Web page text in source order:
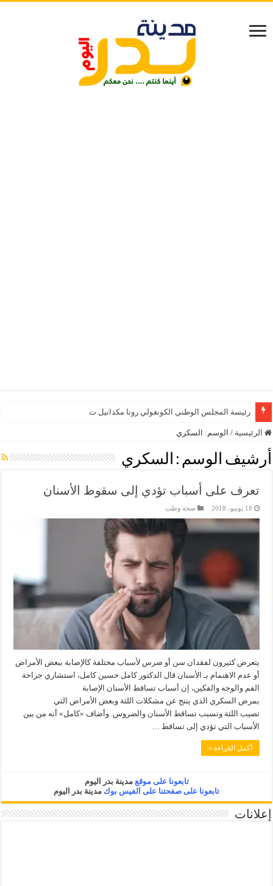
رئيسة المجلس الوطني الكونغولي رونا مكدانيل تدعو إلى
الرئيسية / الوسم: السكري
أرشيف الوسم : السكري
تعرف على أسباب تؤدي إلى سقوط الأسنان
18 يونيو، 2018 صحة وطب
يتعرض كثيرون لفقدان سن أو ضرس لأسباب مختلفة كالإصابة ببعض الأمراض
أو عدم الاهتمام بـ الأسنان قال الدكتور كامل حسين كامل، استشاري جراحة
الفم والوجه والفكين، إن أسباب تساقط الأسنان الإصابة
بمرض السكري الذي ينتج عن مشكلات اللثة وبعض الأمراض التي
تصيب اللثة وتسبب تساقط الأسنان والضروس. وأضاف «كامل» أنه من بين
الأسباب التي تؤدي إلى تساقط …
أكمل القراءة »
تابعونا على موقعمدينة بدر اليوم
تابعونا على صفحتنا على الفيس بوك مدينة بدر اليوم
إعلانات